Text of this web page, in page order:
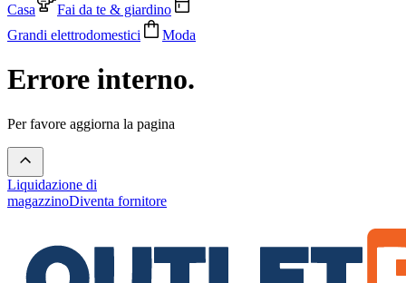
Casa
Fai da te & giardino
Grandi elettrodomestici
Moda
Errore interno.
Per favore aggiorna la pagina
Liquidazione di
magazzinoDiventa fornitore